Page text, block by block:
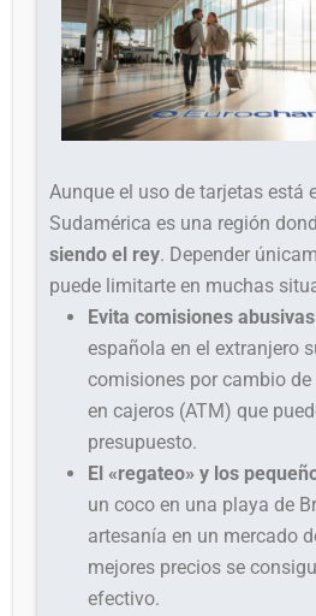
Aunque el uso de tarjetas está
Sudamérica es una región
siendo el rey. Depender
puede limitarte en muchas
Evita comisiones
española en el extranjero
comisiones por cambio
en cajeros (ATM) que
presupuesto.
El «regateo» y los
un coco en una playa de
artesanía en un mercado
mejores precios se
efectivo.